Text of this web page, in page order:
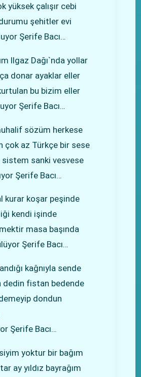
yüksek çalışır cebi
şehitler evi
Şerife Bacı…
Ilgaz Dağı`nda yollar
donar ayaklar eller
bu bizim eller
Şerife Bacı…
sözüm herkese
çok az Türkçe bir sese
sistem sanki vesvese
Şerife Bacı…
kurar koşar peşinde
kendi işinde
masa başında
Şerife Bacı…
kağnıyla sende
dedin fistan bedende
dondun
Şerife Bacı…
yoktur bir bağım
ay yıldız bayrağım